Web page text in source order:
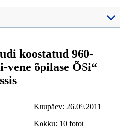
koostatud 960-
vene õpilase ÕSi“
Kuupäev: 26.09.2011
Kokku: 10 fotot